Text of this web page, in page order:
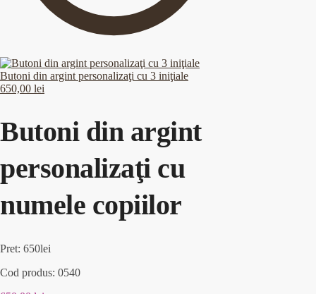
Butoni din argint personalizaţi cu 3 iniţiale
650,00 lei
Butoni din argint
personalizaţi cu
numele copiilor
Pret: 650lei
Cod produs: 0540